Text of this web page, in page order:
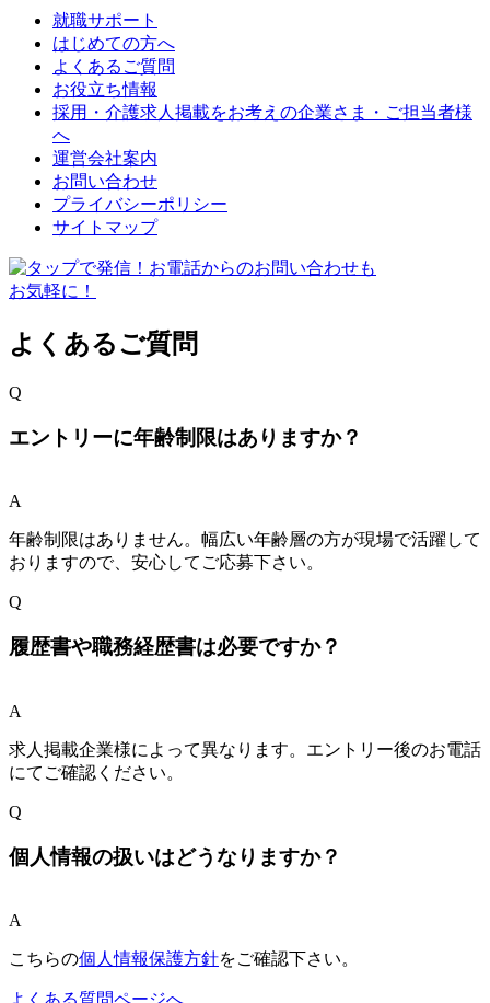
就職サポート
はじめての方へ
よくあるご質問
お役立ち情報
採用・介護求人掲載をお考えの企業さま・ご担当者様
へ
運営会社案内
お問い合わせ
プライバシーポリシー
サイトマップ
よくあるご質問
Q
エントリーに年齢制限はありますか？
A
年齢制限はありません。幅広い年齢層の方が現場で活躍して
おりますので、安心してご応募下さい。
Q
履歴書や職務経歴書は必要ですか？
A
求人掲載企業様によって異なります。エントリー後のお電話
にてご確認ください。
Q
個人情報の扱いはどうなりますか？
A
こちらの個人情報保護方針をご確認下さい。